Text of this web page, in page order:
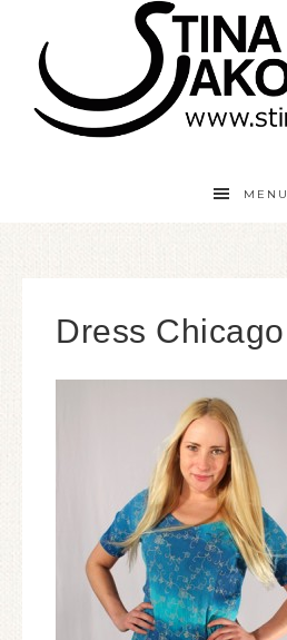
MENU
Dress Chicago